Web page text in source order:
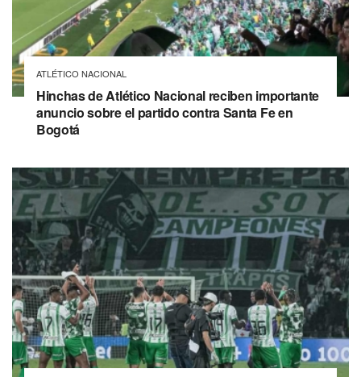
ATLÉTICO NACIONAL
Hinchas de Atlético Nacional reciben importante
anuncio sobre el partido contra Santa Fe en
Bogotá